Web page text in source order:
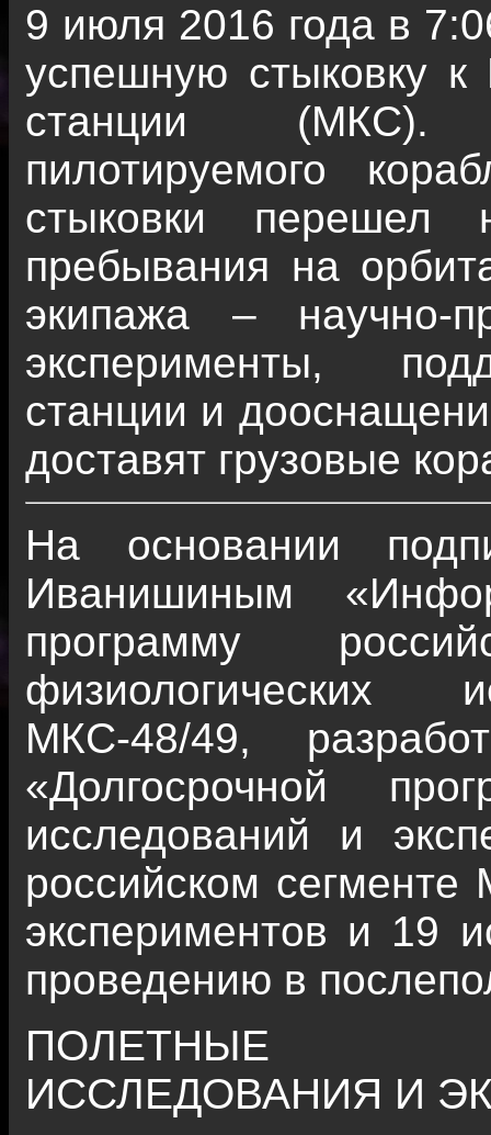
9 июля 2016 года в
успешную стыковку к
станции (МКС).
пилотируемого
стыковки
пребывания на
экипажа – научно-
эксперименты,
станции и
доставят грузовые
На основании
Иванишиным
программу
МКС-48/49,
«Долгосрочной
исследований и
российском
экспериментов и 19
проведению в
ПОЛЕТНЫЕ
ИССЛЕДОВАНИЯ И